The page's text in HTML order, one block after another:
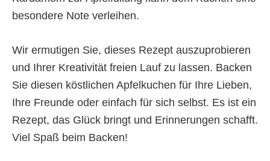
besondere Note verleihen.
Wir ermutigen Sie, dieses Rezept auszuprobieren
und Ihrer Kreativität freien Lauf zu lassen. Backen
Sie diesen köstlichen Apfelkuchen für Ihre Lieben,
Ihre Freunde oder einfach für sich selbst. Es ist ein
Rezept, das Glück bringt und Erinnerungen schafft.
Viel Spaß beim Backen!